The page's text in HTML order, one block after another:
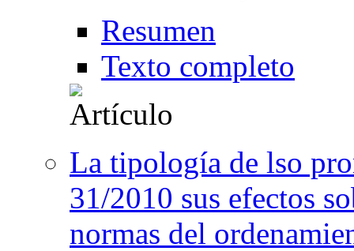
Resumen
Texto completo
La tipología de lso
31/2010 sus efectos
normas del